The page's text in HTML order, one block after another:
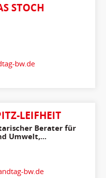
STOCH
bw.de
LEIFHEIT
Berater für
Umwelt,
bw.de